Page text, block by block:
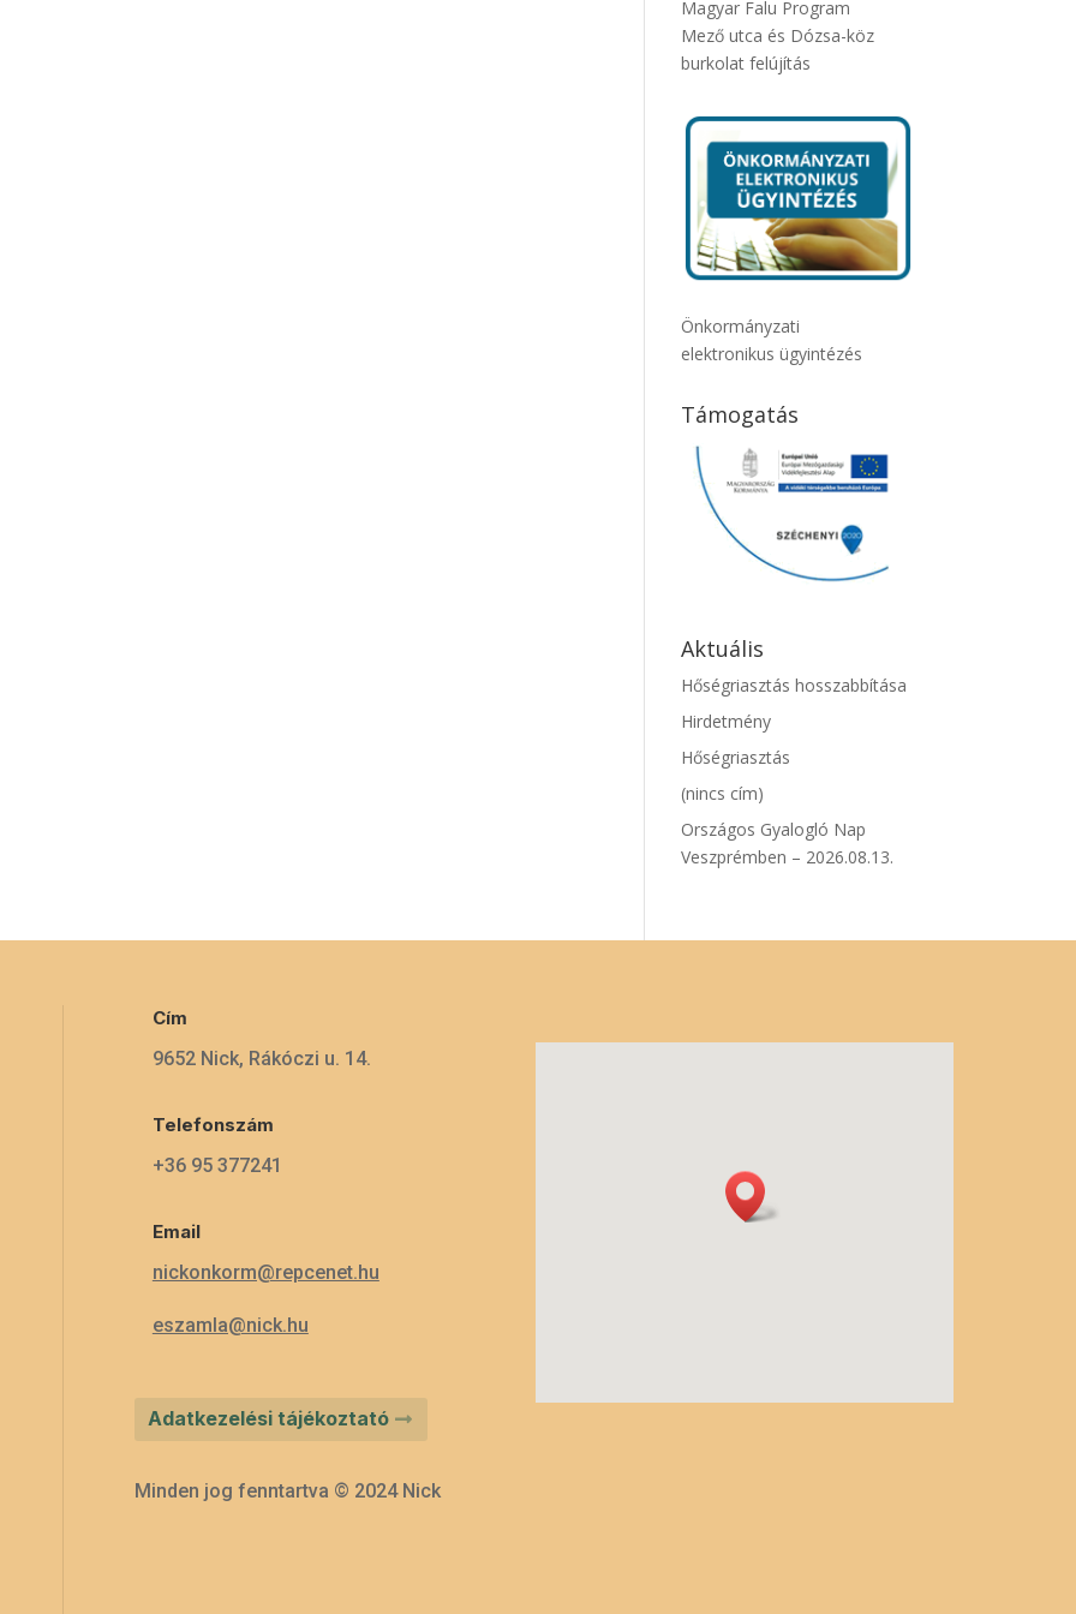
Magyar Falu Program
Mező utca és Dózsa-köz
burkolat felújítás
Önkormányzati
elektronikus ügyintézés
Támogatás
Aktuális
Hőségriasztás hosszabbítása
Hirdetmény
Hőségriasztás
(nincs cím)
Országos Gyalogló Nap
Veszprémben – 2026.08.13.
Cím
9652 Nick, Rákóczi u. 14.
Telefonszám
+36 95 377241
Email
nickonkorm@repcenet.hu
eszamla@nick.hu
Adatkezelési tájékoztató
Minden jog fenntartva © 2024 Nick